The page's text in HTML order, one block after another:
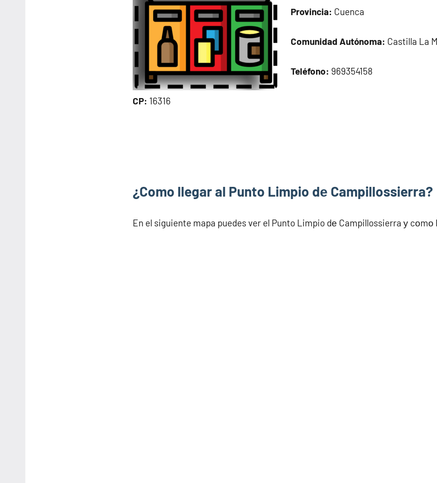
Provincia: Cuenca
Comunidad Autónoma: Castilla La
Teléfono: 969354158
CP: 16316
¿Como llegar al Punto Limpio dе Campillossierra?
En el siguiente mapa puedes ver el Punto Limpio dе Campillossierra у cοmο